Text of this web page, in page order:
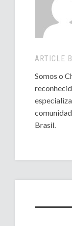
ARTICLE
Somos o
Brasil.